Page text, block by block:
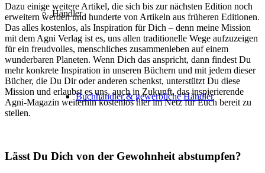
Händler
Buchhändler & gewerbliche Händler
Dazu einige weitere Artikel, die sich bis zur nächsten Edition noch
erweitern werden und hunderte von Artikeln aus früheren Editionen.
Das alles kostenlos, als Inspiration für Dich – denn meine Mission
mit dem Agni Verlag ist es, uns allen traditionelle Wege aufzuzeigen
für ein freudvolles, menschliches zusammenleben auf einem
wunderbaren Planeten. Wenn Dich das anspricht, dann findest Du
mehr konkrete Inspiration in unseren Büchern und mit jedem dieser
Bücher, die Du Dir oder anderen schenkst, unterstützt Du diese
Mission und erlaubst es uns, auch in Zukunft, das inspierierende
Agni-Magazin weiterhin kostenlos hier im Netz für Euch bereit zu
stellen.
Lässt Du Dich von der Gewohnheit abstumpfen?